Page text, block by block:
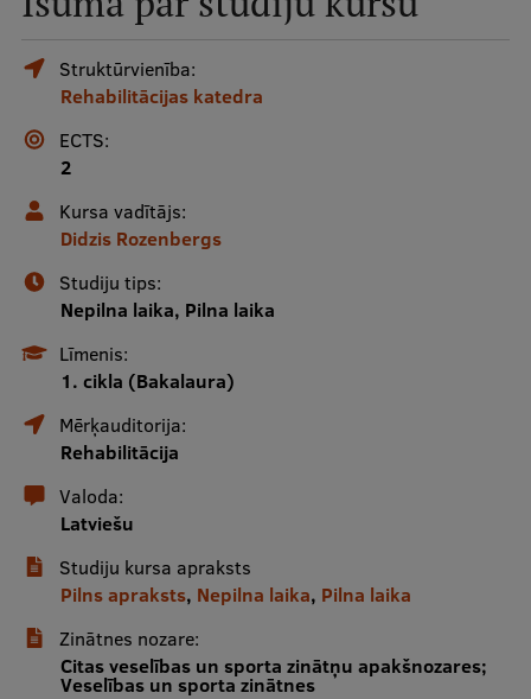
Mobile
galvenā
izvēlne
Studiju iespējas
Pamatstudiju programmas
Maģistra studiju programmas
Doktorantūra
Rezidentūra
Uzņemšana
Praktiska informācija
Par RSU
Studentu dzīve
Studiju norises vietas
Fakultātes
Struktūrvienība:
Rehabilitācijas katedra
ECTS:
2
Kursa vadītājs:
Didzis Rozenbergs
Studiju tips:
Nepilna laika, Pilna laika
Līmenis:
1. cikla (Bakalaura)
Mērķauditorija:
Rehabilitācija
Valoda:
Latviešu
Studiju kursa apraksts
Pilns apraksts, Nepilna laika, Pilna laika
Zinātnes nozare:
Citas veselības un sporta zinātņu apakšnozares;
Veselības un sporta zinātnes